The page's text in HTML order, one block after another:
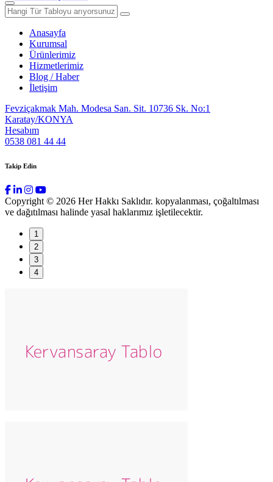
Anasayfa
Kurumsal
Ürünlerimiz
Hizmetlerimiz
Blog / Haber
İletişim
Fevziçakmak Mah. Modesa San. Sit. 10736 Sk. No:1
Karatay/KONYA
Hesabım
0538 081 44 44
Takip Edin
Copyright © 2026 Her Hakkı Saklıdır. kopyalanması, çoğaltılması
ve dağıtılması halinde yasal haklarımız işletilecektir.
1
2
3
4